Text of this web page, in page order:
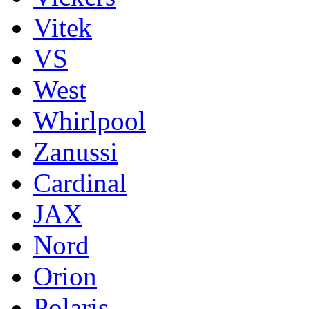
Vitek
VS
West
Whirlpool
Zanussi
Cardinal
JAX
Nord
Orion